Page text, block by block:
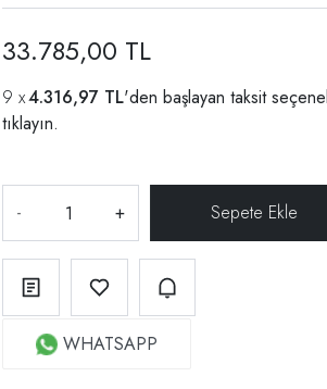
33.785,00 TL
4.316,97 TL'den başlayan taksit
tıklayın.
- +
WHATSAPP